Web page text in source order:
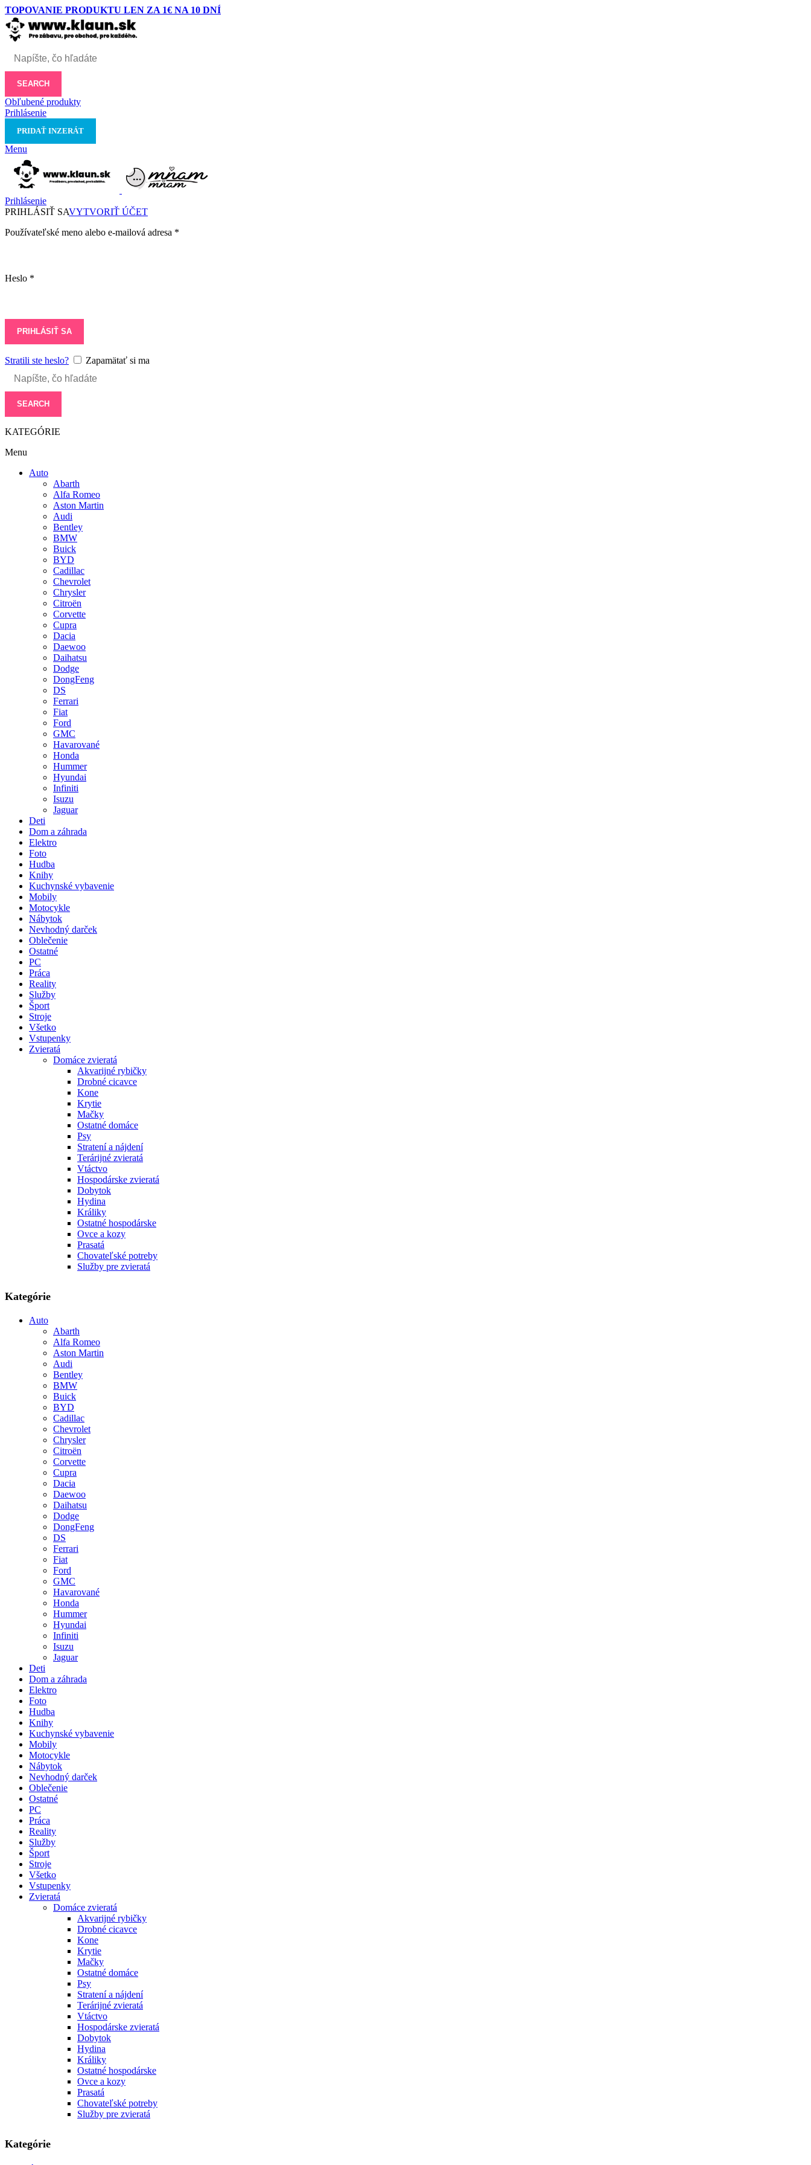
TOPOVANIE PRODUKTU LEN ZA 1€ NA 10 DNÍ
SEARCH
Obľubené produkty
Prihlásenie
PRIDAŤ INZERÁT
Menu
Prihlásenie
PRIHLÁSIŤ SAVYTVORIŤ ÚČET
Používateľské meno alebo e-mailová adresa *
Heslo *
PRIHLÁSIŤ SA
Stratili ste heslo? Zapamätať si ma
SEARCH
KATEGÓRIE
Menu
Auto
Abarth
Alfa Romeo
Aston Martin
Audi
Bentley
BMW
Buick
BYD
Cadillac
Chevrolet
Chrysler
Citroën
Corvette
Cupra
Dacia
Daewoo
Daihatsu
Dodge
DongFeng
DS
Ferrari
Fiat
Ford
GMC
Havarované
Honda
Hummer
Hyundai
Infiniti
Isuzu
Jaguar
Deti
Dom a záhrada
Elektro
Foto
Hudba
Knihy
Kuchynské vybavenie
Mobily
Motocykle
Nábytok
Nevhodný darček
Oblečenie
Ostatné
PC
Práca
Reality
Služby
Šport
Stroje
Všetko
Vstupenky
Zvieratá
Domáce zvieratá
Akvarijné rybičky
Drobné cicavce
Kone
Krytie
Mačky
Ostatné domáce
Psy
Stratení a nájdení
Terárijné zvieratá
Vtáctvo
Hospodárske zvieratá
Dobytok
Hydina
Králiky
Ostatné hospodárske
Ovce a kozy
Prasatá
Chovateľské potreby
Služby pre zvieratá
Kategórie
Auto
Abarth
Alfa Romeo
Aston Martin
Audi
Bentley
BMW
Buick
BYD
Cadillac
Chevrolet
Chrysler
Citroën
Corvette
Cupra
Dacia
Daewoo
Daihatsu
Dodge
DongFeng
DS
Ferrari
Fiat
Ford
GMC
Havarované
Honda
Hummer
Hyundai
Infiniti
Isuzu
Jaguar
Deti
Dom a záhrada
Elektro
Foto
Hudba
Knihy
Kuchynské vybavenie
Mobily
Motocykle
Nábytok
Nevhodný darček
Oblečenie
Ostatné
PC
Práca
Reality
Služby
Šport
Stroje
Všetko
Vstupenky
Zvieratá
Domáce zvieratá
Akvarijné rybičky
Drobné cicavce
Kone
Krytie
Mačky
Ostatné domáce
Psy
Stratení a nájdení
Terárijné zvieratá
Vtáctvo
Hospodárske zvieratá
Dobytok
Hydina
Králiky
Ostatné hospodárske
Ovce a kozy
Prasatá
Chovateľské potreby
Služby pre zvieratá
Kategórie